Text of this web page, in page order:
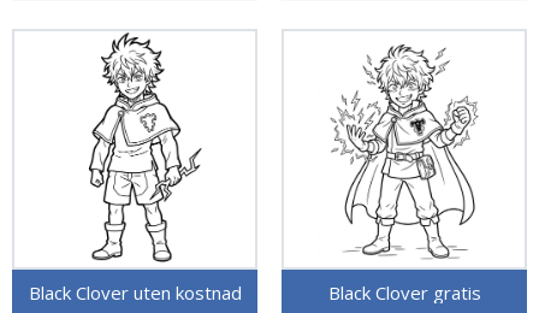
Black Clover uten kostnad Black Clover gratis